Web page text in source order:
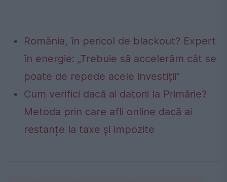
România, în pericol de blackout? Expert
în energie: „Trebuie să accelerăm cât se
poate de repede acele investiții”
Cum verifici dacă ai datorii la Primărie?
Metoda prin care afli online dacă ai
restanțe la taxe și impozite